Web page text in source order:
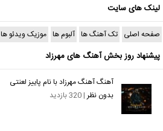
لینک های سایت
صفحه اصلی تک آهنگ ها آلبوم ها موزیک ویدئو ها
پیشنهاد روز بخش آهنگ های مهرزاد
آهنگ آهنگ مهرزاد با نام پاییز لعنتی
بدون نظر | 320 بازدید